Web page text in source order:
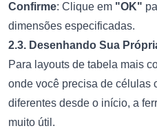
Confirme: Clique em "OK"
dimensões especificadas.
2.3. Desenhando Sua
Para layouts de tabela mais
onde você precisa de células
diferentes desde o início, a
muito útil.